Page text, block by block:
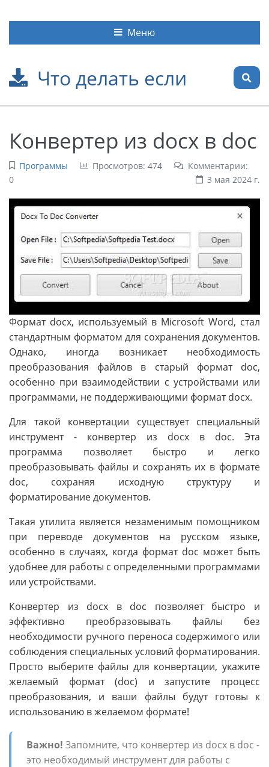
Что делать если
Меню
Конвертер из docx в doc
Программы Просмотров: 474
Комментарии:
0
3 мая 2024 г.
Формат docx, используемый в Microsoft Word, стал
стандартным форматом для сохранения документов.
Однако, иногда возникает необходимость
преобразования файлов в старый формат doc,
особенно при взаимодействии с устройствами или
программами, не поддерживающими формат docx.
Для такой конвертации существует специальный
инструмент - конвертер из docx в doc. Эта
программа позволяет быстро и легко
преобразовывать файлы и сохранять их в формате
doc, сохраняя исходную структуру и
форматирование документов.
Такая утилита является незаменимым помощником
при переводе документов на русском языке,
особенно в случаях, когда формат doc может быть
удобнее для работы с определенными программами
или устройствами.
Конвертер из docx в doc позволяет быстро и
эффективно преобразовывать файлы без
необходимости ручного переноса содержимого или
соблюдения специальных условий форматирования.
Просто выберите файлы для конвертации, укажите
желаемый формат (doc) и запустите процесс
преобразования, и ваши файлы будут готовы к
использованию в желаемом формате!
Важно! Запомните, что конвертер из docx в doc -
это необходимый инструмент для работы с